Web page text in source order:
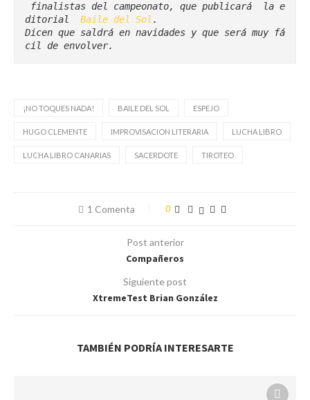
finalistas del campeonato, que publicará  la e
ditorial Baile del Sol .
Dicen que saldrá en navidades y que será muy fá
cil de envolver.
¡NO TOQUES NADA! BAILE DEL SOL ESPEJO
HUGO CLEMENTE IMPROVISACION LITERARIA LUCHA LIBRO
LUCHA LIBRO CANARIAS SACERDOTE TIROTEO
1 Comenta 0
Post anterior
Compañeros
Siguiente post
XtremeTest Brian González
TAMBIÉN PODRÍA INTERESARTE